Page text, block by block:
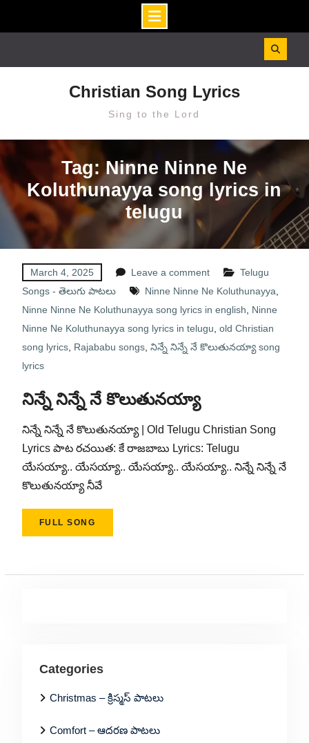
Christian Song Lyrics
Sing to the Lord
Tag: Ninne Ninne Ne
Koluthunayya song lyrics in
telugu
March 4, 2025 Leave a comment
Telugu
Songs - తెలుగు పాటలు
Ninne Ninne Ne Koluthunayya
Ninne Ninne Ne Koluthunayya song lyrics in english
Ninne
Ninne Ne Koluthunayya song lyrics in telugu old Christian
song lyrics, Rajababu songs, నిన్నే నిన్నే నే కొలుతునయ్యా song
lyrics
నిన్నే నిన్నే నే కొలుతునయ్యా
నిన్నే నిన్నే నే కొలుతునయ్యా | Old Telugu Christian Song
Lyrics పాట రచయిత: కే రాజబాబు Lyrics: Telugu
యేసయ్యా.. యేసయ్యా.. యేసయ్యా.. యేసయ్యా.. నిన్నే నిన్నే నే
కొలుతునయ్యా నీవే
FULL SONG
Categories
Christmas – క్రిస్మస్ పాటలు
Comfort – ఆదరణ పాటలు